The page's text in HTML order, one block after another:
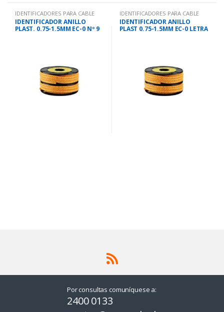
IDENTIFICADORES PARA CABLE
IDENTIFICADOR ANILLO
PLAST. 0.75-1.5MM EC-0 Nº 9
IDENTIFICADORES PARA CABLE
IDENTIFICADOR ANILLO
PLAST 0.75-1.5MM EC-0 LETRA
Por consultas comuníquese a:
2400 0133